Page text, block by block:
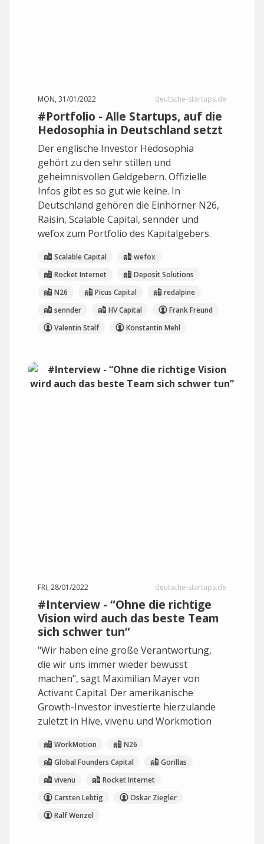
MON, 31/01/2022 deutsche-startups.de
#Portfolio - Alle Startups, auf die
Hedosophia in Deutschland setzt
Der englische Investor Hedosophia
gehört zu den sehr stillen und
geheimnisvollen Geldgebern. Offizielle
Infos gibt es so gut wie keine. In
Deutschland gehören die Einhörner N26,
Raisin, Scalable Capital, sennder und
wefox zum Portfolio des Kapitalgebers.
Scalable Capital
wefox
Rocket Internet
Deposit Solutions
N26
Picus Capital
redalpine
sennder
HV Capital
Frank Freund
Valentin Stalf
Konstantin Mehl
FRI, 28/01/2022 deutsche-startups.de
#Interview - “Ohne die richtige
Vision wird auch das beste Team
sich schwer tun”
"Wir haben eine große Verantwortung,
die wir uns immer wieder bewusst
machen", sagt Maximilian Mayer von
Activant Capital. Der amerikanische
Growth-Investor investierte hierzulande
zuletzt in Hive, vivenu und Workmotion
WorkMotion
N26
Global Founders Capital
Gorillas
vivenu
Rocket Internet
Carsten Lebtig
Oskar Ziegler
Ralf Wenzel